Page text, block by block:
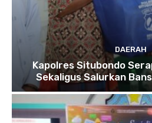
DAERAH
Kapolres Situbondo
Sekaligus Salurkan